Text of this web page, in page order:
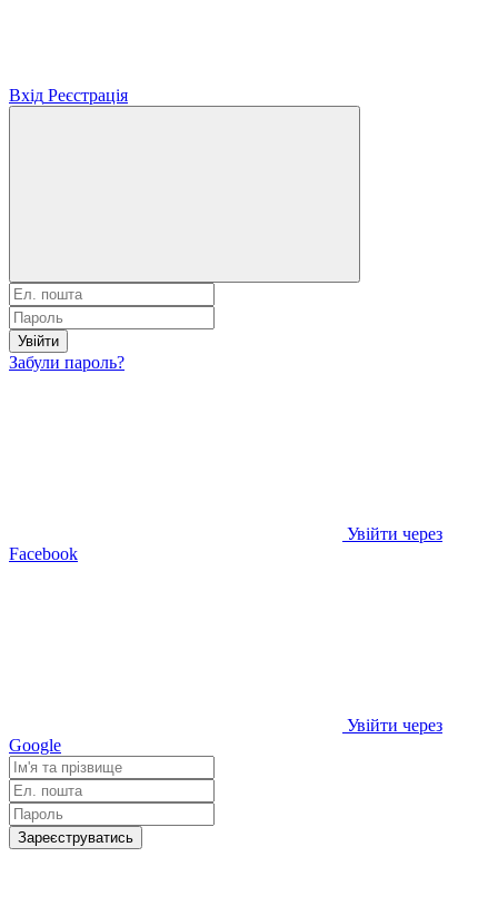
Вхід Реєстрація
Увійти
Забули пароль?
Увійти через
Facebook
Увійти через
Google
Зареєструватись